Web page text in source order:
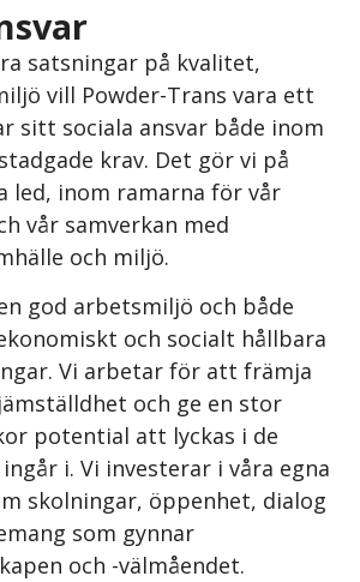
satsningar på kvalitet,
vill Powder-Trans vara ett
sitt sociala ansvar både inom
krav. Det gör vi på
led, inom ramarna för vår
vår samverkan med
och miljö.
god arbetsmiljö och både
och socialt hållbara
Vi arbetar för att främja
och ge en stor
potential att lyckas i de
i. Vi investerar i våra egna
skolningar, öppenhet, dialog
som gynnar
och -välmåendet.